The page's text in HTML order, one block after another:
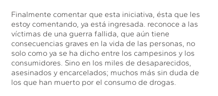
Finalmente comentar que esta iniciativa, ésta que les
estoy comentando, ya está ingresada. reconoce a las
víctimas de una guerra fallida, que aún tiene
consecuencias graves en la vida de las personas, no
solo como ya se ha dicho entre los campesinos y los
consumidores. Sino en los miles de desaparecidos,
asesinados y encarcelados; muchos más sin duda de
los que han muerto por el consumo de drogas.